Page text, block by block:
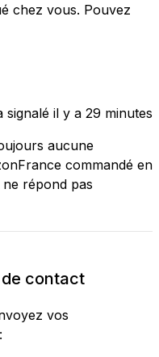
chez vous. Pouvez
signalé il y a 29 minutes
aucune
commandé en
répond pas
contact
vos